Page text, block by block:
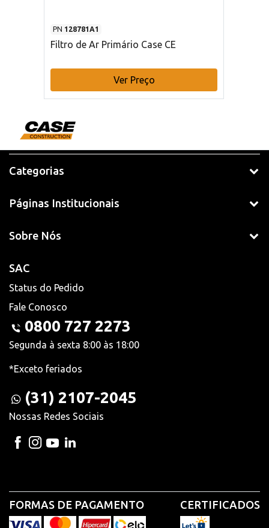
PN 128781A1
Filtro de Ar Primário Case CE
Ver Preço
Categorias
Páginas Institucionais
Sobre Nós
SAC
Status do Pedido
Fale Conosco
0800 727 2273
Segunda à sexta 8:00 às 18:00
*Exceto feriados
(31) 2107-2045
Nossas Redes Sociais
FORMAS DE PAGAMENTO CERTIFICADOS